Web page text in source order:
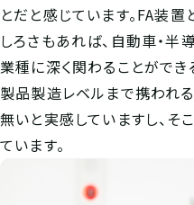
とだと感じています。FA装
しろさもあれば、自動車・半
業種に深く関わることができ
製品製造レベルまで携われ
無いと実感していますし、そ
ています。